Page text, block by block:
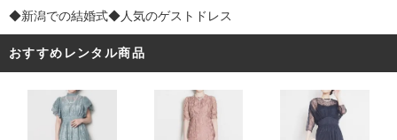
◆新潟での結婚式◆人気のゲストドレス
おすすめレンタル商品